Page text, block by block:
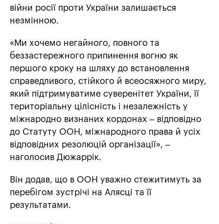
війни росії проти України залишається
незмінною.
«Ми хочемо негайного, повного та
беззастережного припинення вогню як
першого кроку на шляху до встановлення
справедливого, стійкого й всеосяжного миру,
який підтримуватиме суверенітет України, її
територіальну цілісність і незалежність у
міжнародно визнаних кордонах – відповідно
до Статуту ООН, міжнародного права й усіх
відповідних резолюцій організації», –
наголосив Дюжаррік.
Він додав, що в ООН уважно стежитимуть за
перебігом зустрічі на Алясці та її
результатами.